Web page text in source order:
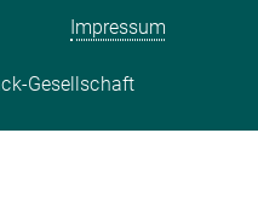
Impressum
Gesellschaft